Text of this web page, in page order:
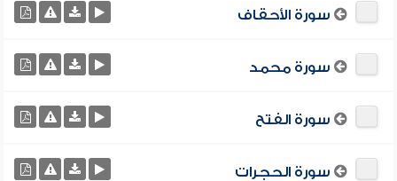
سورة الأحقاف
سورة محمد
سورة الفتح
سورة الحجرات